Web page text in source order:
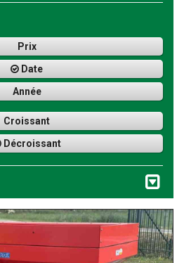
Prix
Date
Année
Croissant
Décroissant